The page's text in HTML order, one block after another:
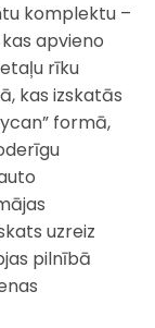
komplektu –
apvieno
rīku
kas izskatās
formā,
uzreiz
pilnībā